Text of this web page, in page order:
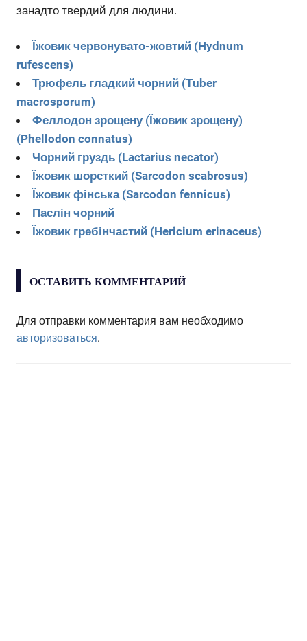
занадто твердий для людини.
Їжовик червонувато-жовтий (Hydnum
rufescens)
Трюфель гладкий чорний (Tuber
macrosporum)
Феллодон зрощену (Їжовик зрощену)
(Phellodon connatus)
Чорний груздь (Lactarius necator)
Їжовик шорсткий (Sarcodon scabrosus)
Їжовик фінська (Sarcodon fennicus)
Паслін чорний
Їжовик гребінчастий (Hericium erinaceus)
ОСТАВИТЬ КОММЕНТАРИЙ
Для отправки комментария вам необходимо
авторизоваться.